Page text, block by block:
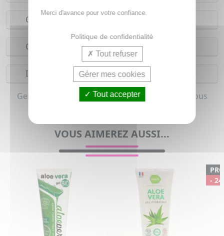
Conseils d'utilisation
Composition
Indications
Gel, Gelée hydratant pour femme et homme (Tous
VOUS AIMEREZ AUSSI...
-
Merci d'avance pour votre confiance.
Politique de confidentialité
Tout refuser
Gérer mes cookies
Tout accepter